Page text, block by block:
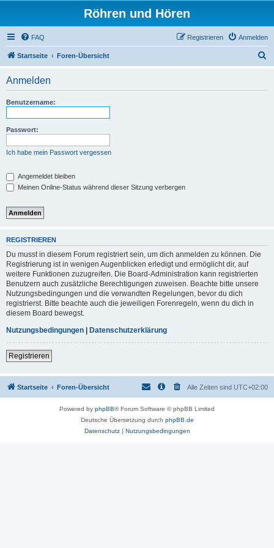
Röhren und Hören
FAQ Anmelden
Registrieren
Startseite Foren-Übersicht
Anmelden
Benutzername:
Passwort:
Ich habe mein Passwort vergessen
Angemeldet bleiben
Meinen Online-Status während dieser Sitzung verbergen
REGISTRIEREN
Du musst in diesem Forum registriert sein, um dich anmelden zu können. Die
Registrierung ist in wenigen Augenblicken erledigt und ermöglicht dir, auf
weitere Funktionen zuzugreifen. Die Board-Administration kann registrierten
Benutzern auch zusätzliche Berechtigungen zuweisen. Beachte bitte unsere
Nutzungsbedingungen und die verwandten Regelungen, bevor du dich
registrierst. Bitte beachte auch die jeweiligen Forenregeln, wenn du dich in
diesem Board bewegst.
Nutzungsbedingungen | Datenschutzerklärung
Registrieren
Startseite Foren-Übersicht Alle Zeiten sind UTC+02:00
Powered by phpBB® Forum Software © phpBB Limited
Deutsche Übersetzung durch phpBB.de
Datenschutz| Nutzungsbedingungen